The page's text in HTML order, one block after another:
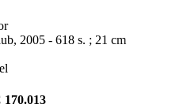
2005 - 618 s. ; 21 cm
170.013